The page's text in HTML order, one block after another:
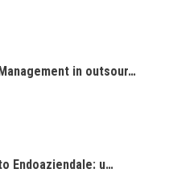
in outsour…
Endoaziendale: u…